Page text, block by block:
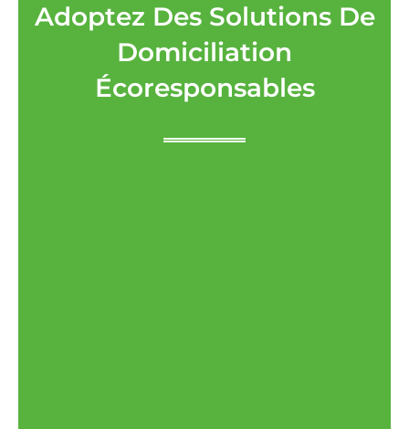
Adoptez Des Solutions De
Domiciliation
Écoresponsables